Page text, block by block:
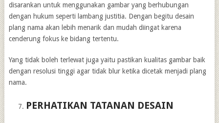
disarankan untuk menggunakan gambar yang berhubungan
dengan hukum seperti lambang justitia. Dengan begitu desain
plang nama akan lebih menarik dan mudah diingat karena
cenderung fokus ke bidang tertentu.
Yang tidak boleh terlewat juga yaitu pastikan kualitas gambar baik
dengan resolusi tinggi agar tidak blur ketika dicetak menjadi plang
nama.
PERHATIKAN TATANAN DESAIN